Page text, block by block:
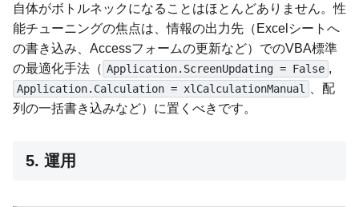
自体がボトルネックになることはほとんどありません。性
能チューニングの焦点は、情報の出力先（Excelシートへ
の書き込み、Accessフォームの更新など）でのVBA標準
の最適化手法（ Application.ScreenUpdating = False ,
Application.Calculation = xlCalculationManual
、配
列の一括書き込みなど）に置くべきです。
5. 運用